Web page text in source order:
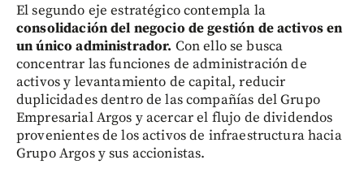
El segundo eje estratégico contempla la
consolidación del negocio de gestión de activos en
un único administrador. Con ello se busca
concentrar las funciones de administración de
activos y levantamiento de capital, reducir
duplicidades dentro de las compañías del Grupo
Empresarial Argos y acercar el flujo de dividendos
provenientes de los activos de infraestructura hacia
Grupo Argos y sus accionistas.